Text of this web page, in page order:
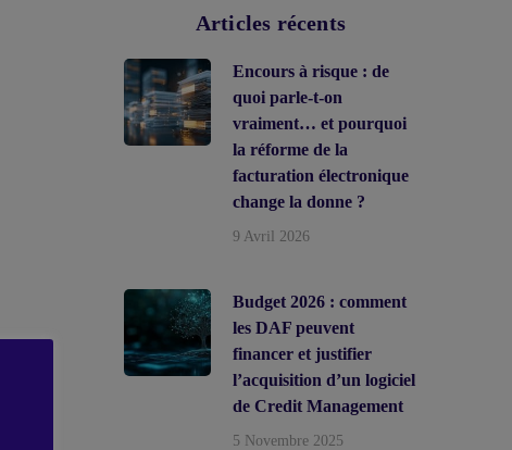
Articles récents
Encours à risque : de
quoi parle-t-on
vraiment… et pourquoi
la réforme de la
facturation électronique
change la donne ?
9 Avril 2026
Budget 2026 : comment
les DAF peuvent
financer et justifier
l’acquisition d’un logiciel
de Credit Management
5 Novembre 2025